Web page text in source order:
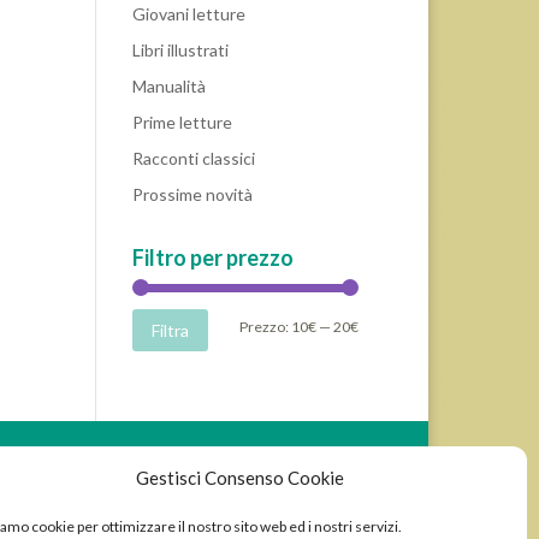
Gestisci Consenso Cookie
cookie per ottimizzare il nostro sito web ed i nostri servizi.
Giovani letture
Libri illustrati
Manualità
Prime letture
Racconti classici
Prossime novità
Filtro per prezzo
Prezzo
Prezzo
Filtra Prezzo: 10€— 20€
Wordpress sviluppato da Ixole